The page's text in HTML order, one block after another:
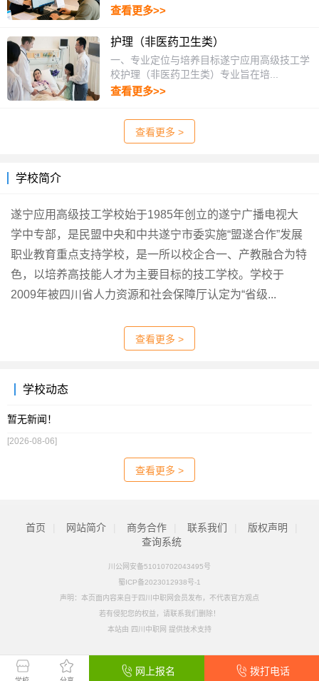
网上报名 拨打电话
查看更多>>
护理（非医药卫生类）
一、专业定位与培养目标遂宁应用高级技工学
校护理（非医药卫生类）专业旨在培...
查看更多>>
查看更多 >
学校简介
遂宁应用高级技工学校始于1985年创立的遂宁广播电视大
学中专部，是民盟中央和中共遂宁市委实施“盟遂合作”发展
职业教育重点支持学校，是一所以校企合一、产教融合为特
色，以培养高技能人才为主要目标的技工学校。学校于
2009年被四川省人力资源和社会保障厅认定为“省级...
查看更多 >
学校动态
暂无新闻！
[2026-08-06]
查看更多 >
首页 网站简介 商务合作 联系我们 版权声明
查询系统
川公网安备51010702043495号
蜀ICP备2023012938号-1
声明：本页面内容来自于四川中职网会员发布，不代表官方观点
若有侵犯您的权益，请联系我们删除！
本站由 四川中职网 提供技术支持